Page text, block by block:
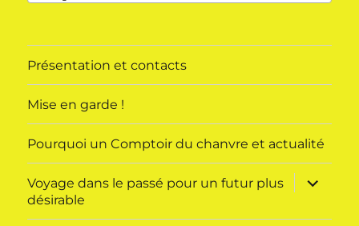
Présentation et contacts
Mise en garde !
Pourquoi un Comptoir du chanvre et actualité
Voyage dans le passé pour un futur plus
désirable
ouvrir
le
menu